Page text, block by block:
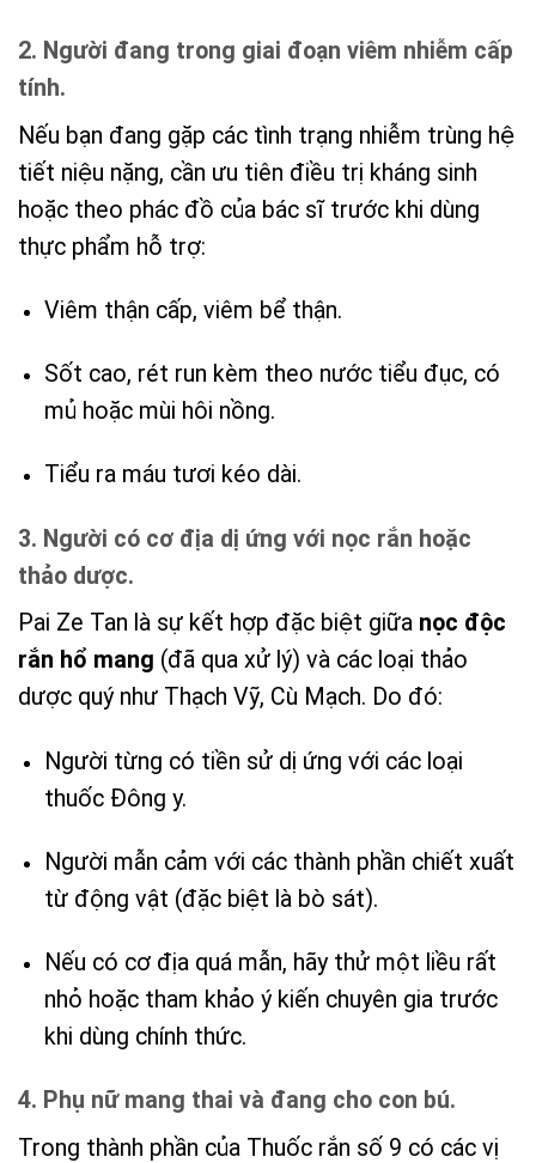
2. Người đang trong giai đoạn viêm nhiễm cấp
tính.
Nếu bạn đang gặp các tình trạng nhiễm trùng hệ
tiết niệu nặng, cần ưu tiên điều trị kháng sinh
hoặc theo phác đồ của bác sĩ trước khi dùng
thực phẩm hỗ trợ:
Viêm thận cấp, viêm bể thận.
Sốt cao, rét run kèm theo nước tiểu đục, có
mủ hoặc mùi hôi nồng.
Tiểu ra máu tươi kéo dài.
3. Người có cơ địa dị ứng với nọc rắn hoặc
thảo dược.
Pai Ze Tan là sự kết hợp đặc biệt giữa nọc độc
rắn hổ mang (đã qua xử lý) và các loại thảo
dược quý như Thạch Vỹ, Cù Mạch. Do đó:
Người từng có tiền sử dị ứng với các loại
thuốc Đông y.
Người mẫn cảm với các thành phần chiết xuất
từ động vật (đặc biệt là bò sát).
Nếu có cơ địa quá mẫn, hãy thử một liều rất
nhỏ hoặc tham khảo ý kiến chuyên gia trước
khi dùng chính thức.
4. Phụ nữ mang thai và đang cho con bú.
Trong thành phần của Thuốc rắn số 9 có các vị